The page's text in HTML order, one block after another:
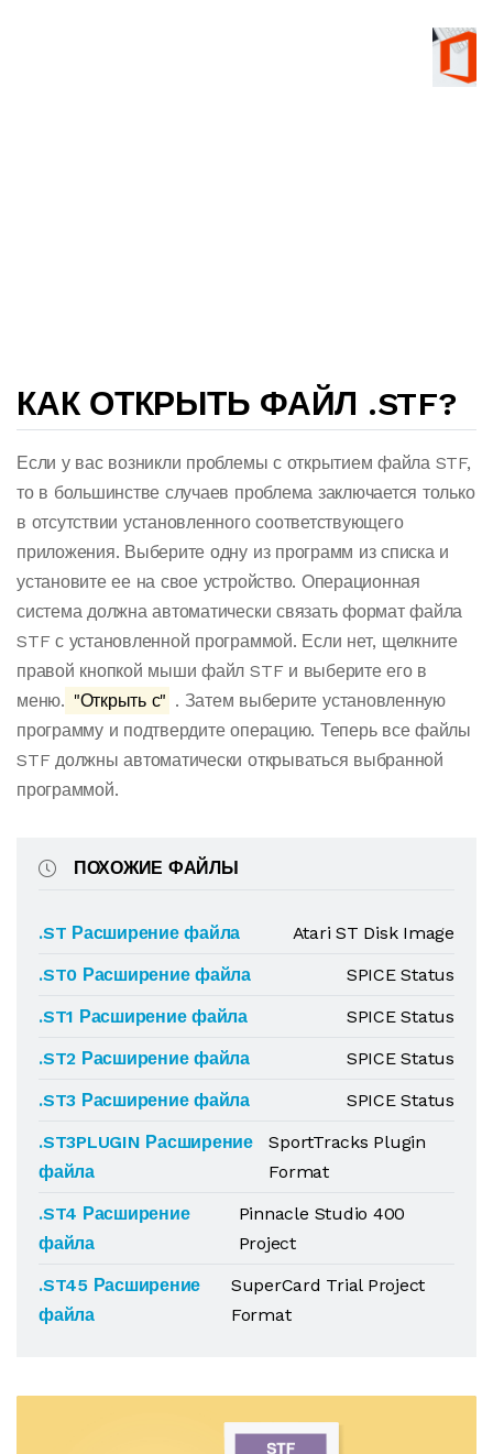
КАК ОТКРЫТЬ ФАЙЛ .STF?
Если у вас возникли проблемы с открытием файла STF,
то в большинстве случаев проблема заключается только
в отсутствии установленного соответствующего
приложения. Выберите одну из программ из списка и
установите ее на свое устройство. Операционная
система должна автоматически связать формат файла
STF с установленной программой. Если нет, щелкните
правой кнопкой мыши файл STF и выберите его в
меню. "Открыть с" . Затем выберите установленную
программу и подтвердите операцию. Теперь все файлы
STF должны автоматически открываться выбранной
программой.
ПОХОЖИЕ ФАЙЛЫ
.ST Расширение файла
Atari ST Disk Image
.ST0 Расширение файла
SPICE Status
.ST1 Расширение файла
SPICE Status
.ST2 Расширение файла
SPICE Status
.ST3 Расширение файла
SPICE Status
.ST3PLUGIN Расширение
файла
SportTracks Plugin
Format
.ST4 Расширение
файла
Pinnacle Studio 400
Project
.ST45 Расширение
файла
SuperCard Trial Project
Format